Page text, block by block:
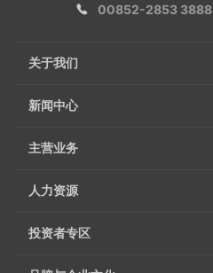
00852-2853 3888
关于我们
新闻中心
主营业务
人力资源
投资者专区